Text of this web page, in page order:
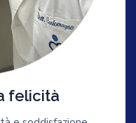
felicità